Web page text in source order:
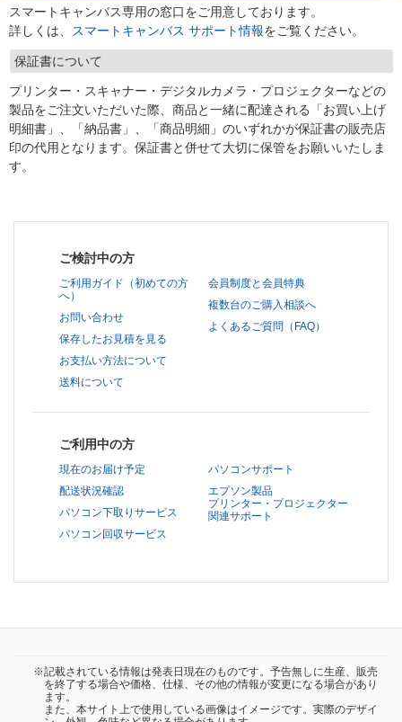
スマートキャンバス専用の窓口をご用意しております。
詳しくは、
スマートキャンバス サポート情報をご覧ください。
保証書について
プリンター・スキャナー・デジタルカメラ・プロジェクターなどの
製品をご注文いただいた際、商品と一緒に配達される「お買い上げ
明細書」、「納品書」、「商品明細」のいずれかが保証書の販売店
印の代用となります。保証書と併せて大切に保管をお願いいたしま
す。
ご検討中の方
ご利用ガイド（初めての方
へ）
お問い合わせ
保存したお見積を見る
お支払い方法について
送料について
会員制度と会員特典
複数台のご購入相談へ
よくあるご質問（FAQ）
ご利用中の方
現在のお届け予定
配送状況確認
パソコン下取りサービス
パソコン回収サービス
パソコンサポート
エプソン製品
プリンター・プロジェクター
関連サポート
※記載されている情報は発表日現在のものです。予告無しに生産、販売
を終了する場合や価格、仕様、その他の情報が変更になる場合があり
ます。
また、本サイト上で使用している画像はイメージです。実際のデザイ